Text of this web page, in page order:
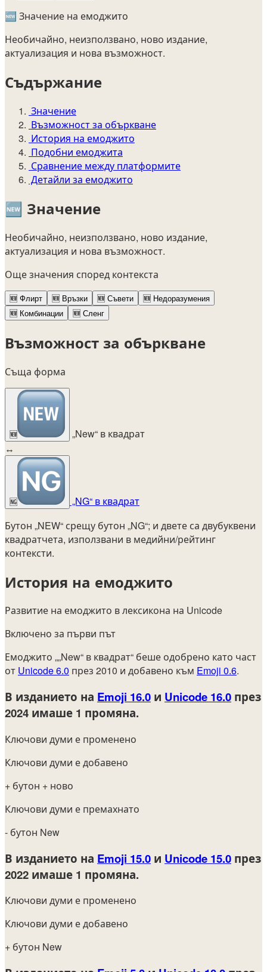
🆕 Значение на емоджито
Необичайно, неизползвано, ново издание,
актуализация и нова възможност.
Съдържание
Значение
Възможност за объркване
История на емоджито
Подобни емоджита
Сравнение между платформите
Детайли за емоджито
🆕 Значение
Необичайно, неизползвано, ново издание,
актуализация и нова възможност.
Още значения според контекста
🆕 Флирт 🆕 Връзки 🆕 Съвети 🆕 Недоразумения
🆕 Комбинации 🆕 Сленг
Възможност за объркване
Съща форма
🆕
„New“ в квадрат
↔
🆖
„NG“ в квадрат
Бутон „NEW“ срещу бутон „NG“; и двете са двубуквени
квадратчета, използвани в медийни/рейтинг
контексти.
История на емоджито
Развитие на емоджито в лексикона на Unicode
Включено за първи път
Емоджито „„New“ в квадрат“ беше одобрено като част
от Unicode 6.0 през 2010 и добавено към Emoji 0.6.
В изданието на Emoji 16.0 и Unicode 16.0 през
2024 имаше 1 промяна.
Ключови думи е променено
Ключови думи е добавено
+ бутон + ново
Ключови думи е премахнато
- бутон New
В изданието на Emoji 15.0 и Unicode 15.0 през
2022 имаше 1 промяна.
Ключови думи е променено
Ключови думи е добавено
+ бутон New